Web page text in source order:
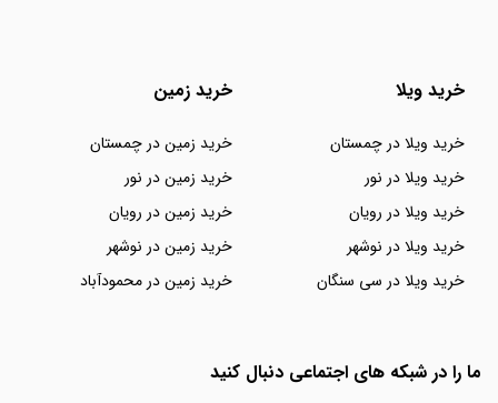
خرید ویلا
خرید ویلا در چمستان
خرید ویلا در نور
خرید ویلا در رویان
خرید ویلا در نوشهر
خرید ویلا در سی سنگان
خرید زمین
خرید زمین در چمستان
خرید زمین در نور
خرید زمین در رویان
خرید زمین در نوشهر
خرید زمین در محمودآباد
ما را در شبکه های اجتماعی دنبال کنید